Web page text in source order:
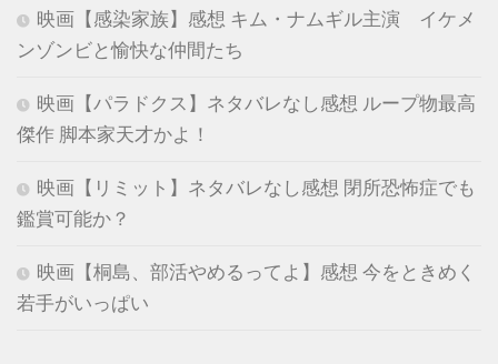
映画【感染家族】感想 キム・ナムギル主演 イケメ
ンゾンビと愉快な仲間たち
映画【パラドクス】ネタバレなし感想 ループ物最高
傑作 脚本家天才かよ！
映画【リミット】ネタバレなし感想 閉所恐怖症でも
鑑賞可能か？
映画【桐島、部活やめるってよ】感想 今をときめく
若手がいっぱい